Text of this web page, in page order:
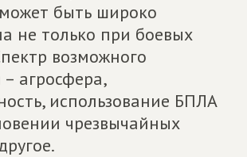
быть широко
не только при боевых
возможного
агросфера,
использование БПЛА
чрезвычайных